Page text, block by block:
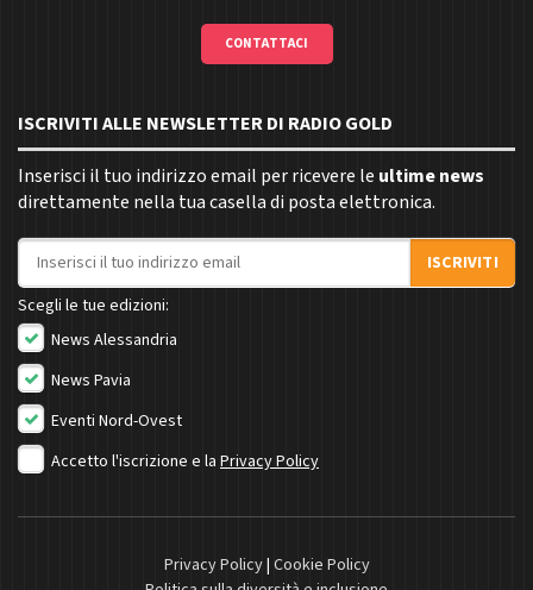
CONTATTACI
ISCRIVITI ALLE NEWSLETTER DI RADIO GOLD
Inserisci il tuo indirizzo email per ricevere le ultime news
direttamente nella tua casella di posta elettronica.
Indirizzo email
ISCRIVITI
Scegli le tue edizioni:
News Alessandria
News Pavia
Eventi Nord-Ovest
Accetto l'iscrizione e la Privacy Policy
Privacy Policy| Cookie Policy